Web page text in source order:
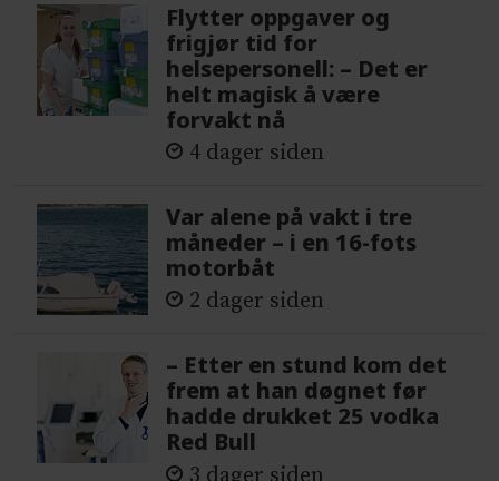
Flytter oppgaver og
frigjør tid for
helsepersonell: – Det er
helt magisk å være
forvakt nå
4 dager siden
Var alene på vakt i tre
måneder – i en 16-fots
motorbåt
2 dager siden
– Etter en stund kom det
frem at han døgnet før
hadde drukket 25 vodka
Red Bull